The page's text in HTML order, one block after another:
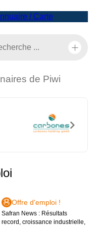
/ Carte
de Piwi
Offre d'emploi !
Safran News : Résultats
record, croissance industrielle,